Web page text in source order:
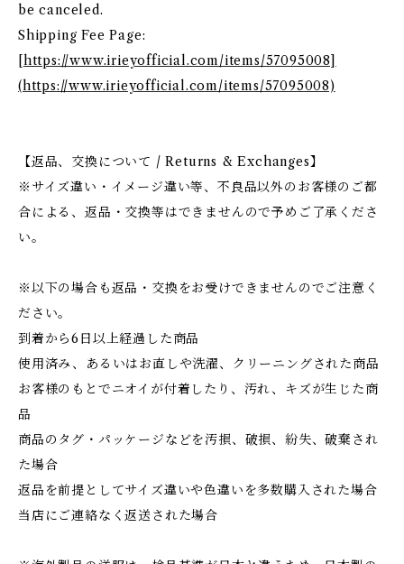
be canceled.
Shipping Fee Page:
[https://www.irieyofficial.com/items/57095008]
(https://www.irieyofficial.com/items/57095008)
【返品、交換について / Returns & Exchanges】
※サイズ違い・イメージ違い等、不良品以外のお客様のご都
合による、返品・交換等はできませんので予めご了承くださ
い。
※以下の場合も返品・交換をお受けできませんのでご注意く
ださい。
到着から6日以上経過した商品
使用済み、あるいはお直しや洗濯、クリーニングされた商品
お客様のもとでニオイが付着したり、汚れ、キズが生じた商
品
商品のタグ・パッケージなどを汚損、破損、紛失、破棄され
た場合
返品を前提としてサイズ違いや色違いを多数購入された場合
当店にご連絡なく返送された場合